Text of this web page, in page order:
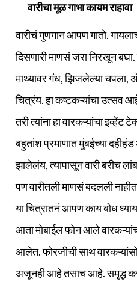
वारीचा मूळ गाभा कायम राहावा
वारीचं गुणगान आपण गातो.
दिसणारी माणसं जरा निरखून
माथ्यावर गंध, झिजलेल्या
चित्रंय. हा कष्टकऱ्यांचा उत्सव
तरी त्यांना हा वारकऱ्यांचा इव्हेंट
बहुतांश प्रमाणात मुंबईच्या
झालेलंय, त्यापासून वारी बरीच
पण वारीतली माणसं बदलली
या चित्रातनं आपण काय बोध
आता मोबाईल फोन आले
आलेत. फोरजीची साथ
अजूनही आहे तसाच आहे. समृद्ध